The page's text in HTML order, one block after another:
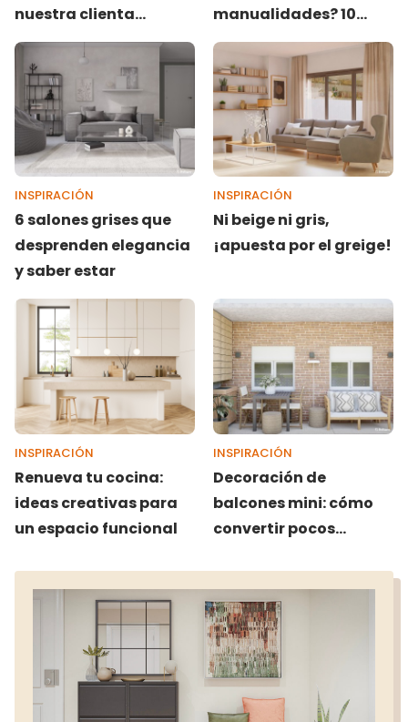
nuestra clienta
Yazmin en Madrid
manualidades? 10
trucos para decorarlo
INSPIRACIÓN
6 salones grises que
desprenden elegancia
y saber estar
INSPIRACIÓN
Ni beige ni gris,
¡apuesta por el greige!
INSPIRACIÓN
Renueva tu cocina:
ideas creativas para
un espacio funcional
INSPIRACIÓN
Decoración de
balcones mini: cómo
convertir pocos